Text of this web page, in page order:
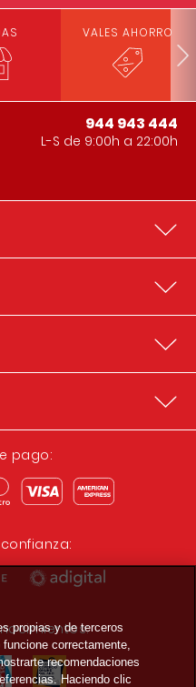
VALES AHORRO
944 943 444
L-S de 9:00h a 22:00h
pago:
propias y de terceros
correctamente,
recomendaciones
Haciendo clic